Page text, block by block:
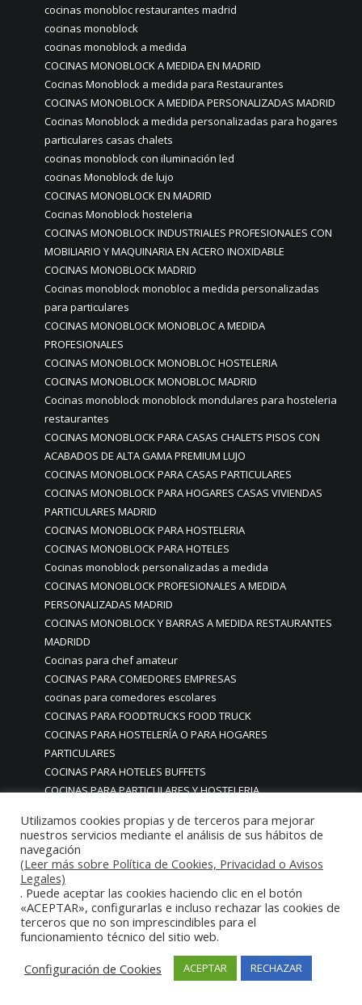
cocinas monobloc restaurantes madrid
cocinas monoblock
cocinas monoblock a medida
COCINAS MONOBLOCK A MEDIDA EN MADRID
Cocinas Monoblock a medida para Restaurantes
COCINAS MONOBLOCK A MEDIDA PERSONALIZADAS MADRID
Cocinas Monoblock a medida personalizadas para hogares
particulares casas chalets
cocinas monoblock con iluminación led
cocinas Monoblock de lujo
COCINAS MONOBLOCK EN MADRID
Cocinas Monoblock hosteleria
COCINAS MONOBLOCK INDUSTRIALES PROFESIONALES CON
MOBILIARIO Y MAQUINARIA EN ACERO INOXIDABLE
COCINAS MONOBLOCK MADRID
Cocinas monoblock monobloc a medida personalizadas
para particulares
COCINAS MONOBLOCK MONOBLOC A MEDIDA
PROFESIONALES
COCINAS MONOBLOCK MONOBLOC HOSTELERIA
COCINAS MONOBLOCK MONOBLOC MADRID
Cocinas monoblock monoblock mondulares para hosteleria
restaurantes
COCINAS MONOBLOCK PARA CASAS CHALETS PISOS CON
ACABADOS DE ALTA GAMA PREMIUM LUJO
COCINAS MONOBLOCK PARA CASAS PARTICULARES
COCINAS MONOBLOCK PARA HOGARES CASAS VIVIENDAS
PARTICULARES MADRID
COCINAS MONOBLOCK PARA HOSTELERIA
COCINAS MONOBLOCK PARA HOTELES
Cocinas monoblock personalizadas a medida
COCINAS MONOBLOCK PROFESIONALES A MEDIDA
PERSONALIZADAS MADRID
COCINAS MONOBLOCK Y BARRAS A MEDIDA RESTAURANTES
MADRIDD
Cocinas para chef amateur
COCINAS PARA COMEDORES EMPRESAS
cocinas para comedores escolares
COCINAS PARA FOODTRUCKS FOOD TRUCK
COCINAS PARA HOSTELERÍA O PARA HOGARES
PARTICULARES
COCINAS PARA HOTELES BUFFETS
COCINAS PARA PARTICULARES Y HOSTELERIA
COCINAS PARA RESTAURANTES HOTELES EN MADRID
COCINAS PARA SERVICIO DOMESTICO
COCINAS PARA TERRAZAS EN MADRID ESPAÑA
COCINAS PREMIUM GAMA ALTA EN MADRID
COCINAS PREMIUM LUJO PARA RESTAURANTES
RESTAURACIÓN MADRID
COCINAS PREMIUM MADRID
COCINAS PREMIUM PROFESIONALES MADRID
COCINAS PROFESIONALES
Utilizamos cookies propias y de terceros para mejorar
nuestros servicios mediante el análisis de sus hábitos de
navegación
(Leer más sobre Política de Cookies, Privacidad o Avisos
Legales)
. Puede aceptar las cookies haciendo clic en el botón
«ACEPTAR», configurarlas e incluso rechazar las cookies de
terceros que no son imprescindibles para el
funcionamiento técnico del sitio web.
Configuración de Cookies
ACEPTAR RECHAZAR